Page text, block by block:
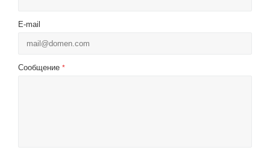
E-mail
Сообщение *